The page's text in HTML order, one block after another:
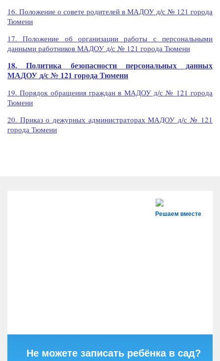
16. Положение о совете родителей в МАДОУ д/с № 121 города
Тюмени
17. Положение об организации работы с персональными
данными работников МАДОУ д/с № 121 города Тюмени
18. Политика безопасности персональных данных
МАДОУ д/с № 121 города Тюмени
19. Порядок обращения граждан в МАДОУ д/с № 121 города
Тюмени
20. Приказ о дежурных администраторах МАДОУ д/с № 121
города Тюмени
Решаем вместе
Не можете записать ребёнка в сад?